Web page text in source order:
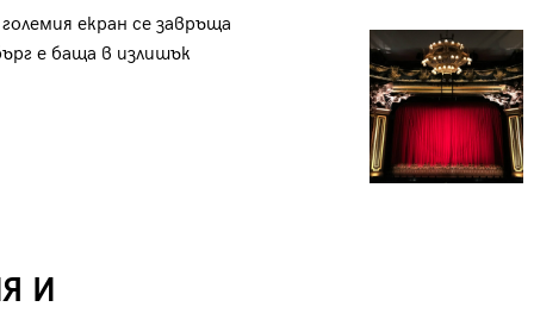
екран се завръща
е баща в излишък
И